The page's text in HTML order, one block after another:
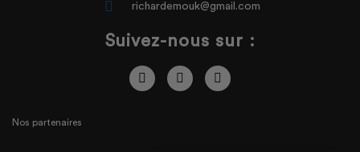
richardemouk@gmail.com
Suivez-nous sur :
Nos partenaires